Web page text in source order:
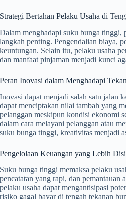
Strategi Bertahan Pelaku Usaha di
Dalam menghadapi suku bunga tinggi,
langkah penting. Pengendalian biaya,
keuntungan. Selain itu, pelaku usaha
dan manfaat pinjaman menjadi kunci
Peran Inovasi dalam Menghadapi
Inovasi dapat menjadi salah satu jalan
dapat menciptakan nilai tambah yang
pelanggan meskipun kondisi ekonomi
dalam cara melayani pelanggan atau
suku bunga tinggi, kreativitas menjadi
Pengelolaan Keuangan yang Lebih
Suku bunga tinggi memaksa pelaku
pencatatan yang rapi, dan pemantauan
pelaku usaha dapat mengantisipasi
risiko gagal bayar di tengah tekanan